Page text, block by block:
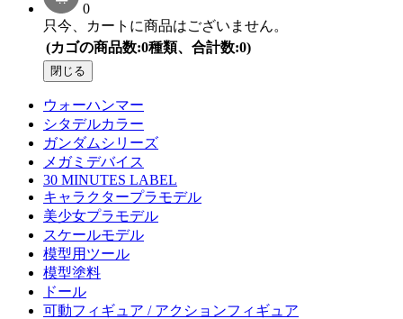
0
只今、カートに商品はございません。
(カゴの商品数:0種類、合計数:0)
閉じる
ウォーハンマー
シタデルカラー
ガンダムシリーズ
メガミデバイス
30 MINUTES LABEL
キャラクタープラモデル
美少女プラモデル
スケールモデル
模型用ツール
模型塗料
ドール
可動フィギュア / アクションフィギュア